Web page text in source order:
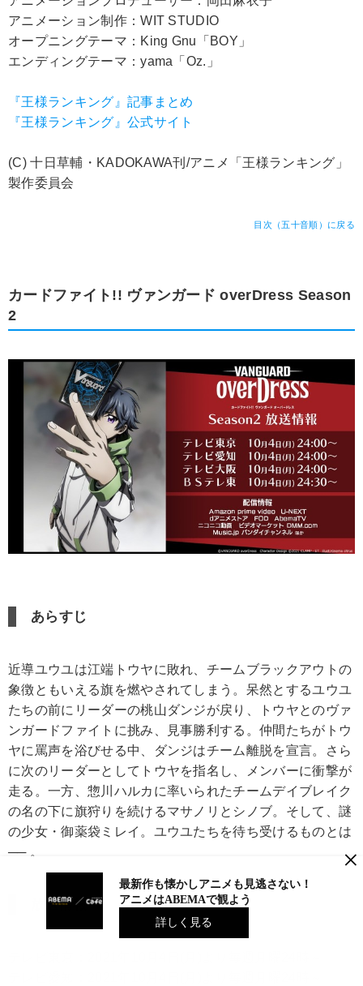
アニメーション制作：WIT STUDIO
オープニングテーマ：King Gnu「BOY」
エンディングテーマ：yama「Oz.」
『王様ランキング』記事まとめ
『王様ランキング』公式サイト
(C) 十日草輔・KADOKAWA刊/アニメ「王様ランキング」
製作委員会
目次（五十音順）に戻る
カードファイト!! ヴァンガード overDress Season
2
あらすじ
近導ユウユは江端トウヤに敗れ、チームブラックアウトの
象徴ともいえる旗を燃やされてしまう。呆然とするユウユ
たちの前にリーダーの桃山ダンジが戻り、トウヤとのヴァ
ンガードファイトに挑み、見事勝利する。仲間たちがトウ
ヤに罵声を浴びせる中、ダンジはチーム離脱を宣言。さら
に次のリーダーとしてトウヤを指名し、メンバーに衝撃が
走る。一方、惣川ハルカに率いられたチームデイブレイク
の名の下に旗狩りを続けるマサノリとシノブ。そして、謎
の少女・御薬袋ミレイ。ユウユたちを待ち受けるものとは
── 。
放送情報
×
最新作も懐かしアニメも見逃さない！
アニメはABEMAで観よう
詳しく見る